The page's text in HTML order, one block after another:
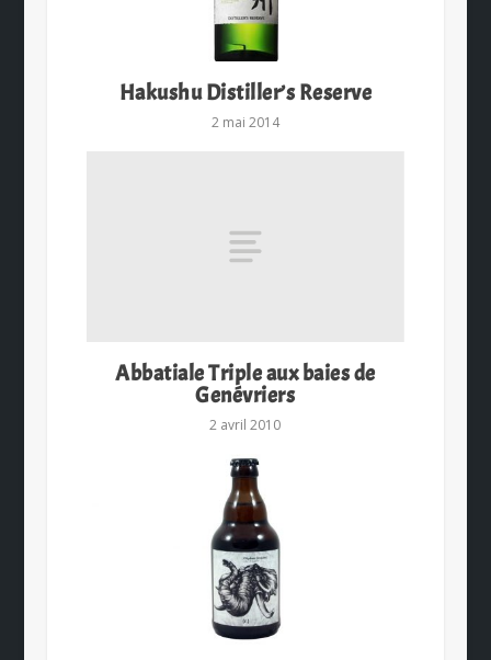
Hakushu Distiller’s Reserve
2 mai 2014
Abbatiale Triple aux baies de
Genévriers
2 avril 2010